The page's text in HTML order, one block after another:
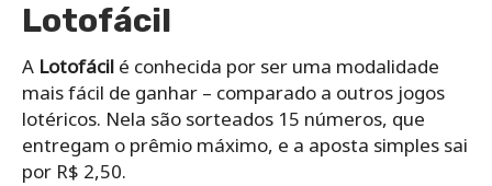
Lotofácil
A Lotofácil é conhecida por ser uma modalidade
mais fácil de ganhar – comparado a outros jogos
lotéricos. Nela são sorteados 15 números, que
entregam o prêmio máximo, e a aposta simples sai
por R$ 2,50.